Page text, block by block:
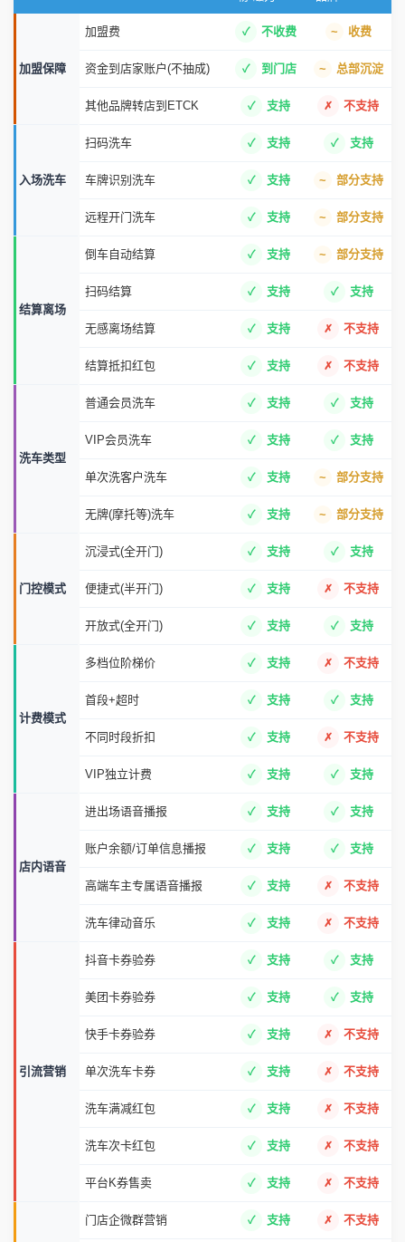
加盟保障
加盟费 不收费 收费
资金到店家账户(不抽成) 到门店 总部沉淀
其他品牌转店到ETCK 支持 不支持
入场洗车
扫码洗车 支持 支持
车牌识别洗车 支持 部分支持
远程开门洗车 支持 部分支持
结算离场
倒车自动结算 支持 部分支持
扫码结算 支持 支持
无感离场结算 支持 不支持
结算抵扣红包 支持 不支持
洗车类型
普通会员洗车 支持 支持
VIP会员洗车 支持 支持
单次洗客户洗车 支持 部分支持
无牌(摩托等)洗车 支持 部分支持
门控模式
沉浸式(全开门) 支持 支持
便捷式(半开门) 支持 不支持
开放式(全开门) 支持 支持
计费模式
多档位阶梯价 支持 不支持
首段+超时 支持 支持
不同时段折扣 支持 不支持
VIP独立计费 支持 支持
店内语音
进出场语音播报 支持 支持
账户余额/订单信息播报 支持 支持
高端车主专属语音播报 支持 不支持
洗车律动音乐 支持 不支持
引流营销
抖音卡券验券 支持 支持
美团卡券验券 支持 支持
快手卡券验券 支持 不支持
单次洗车卡券 支持 不支持
洗车满减红包 支持 不支持
洗车次卡红包 支持 不支持
平台K券售卖 支持 不支持
门店企微群营销 支持 不支持